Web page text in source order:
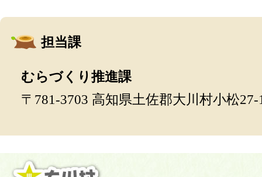
担当課
むらづくり推進課
〒781-3703 高知県土佐郡大川村小松27-